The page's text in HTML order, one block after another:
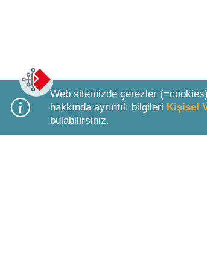
Bottom Search Toolbar Highlight Text
Web sitemizde çerezler
hakkında ayrıntılı bilgileri Kişisel
bulabilirsiniz.